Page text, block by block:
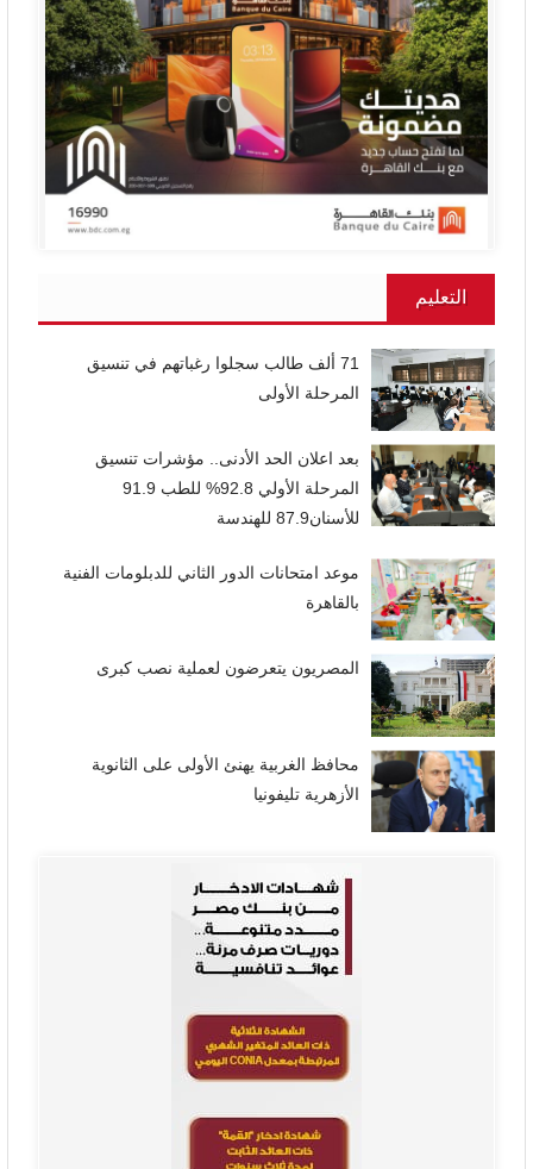
التعليم
71 ألف طالب سجلوا رغباتهم في تنسيق
المرحلة الأولى
بعد اعلان الحد الأدنى.. مؤشرات تنسيق
المرحلة الأولي 92.8% للطب 91.9
للأسنان87.9 للهندسة
موعد امتحانات الدور الثاني للدبلومات الفنية
بالقاهرة
المصريون يتعرضون لعملية نصب كبرى
محافظ الغربية يهنئ الأولى على الثانوية
الأزهرية تليفونيا